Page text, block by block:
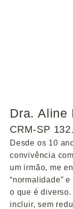
Dra. Aline
CRM-SP
Desde os 10
convivência
um irmão, me
“normalidade”
o que é
incluir, sem